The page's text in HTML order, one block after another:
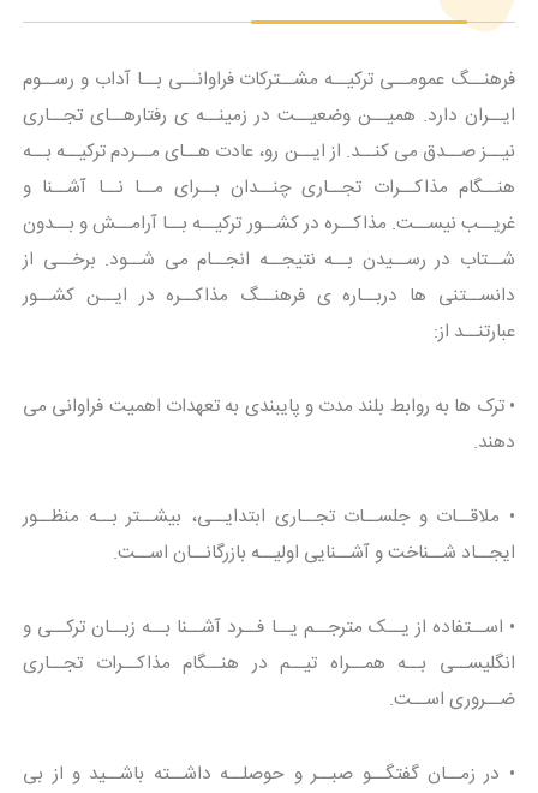
فرهنــگ عمومــی ترکیــه مشــترکات فراوانــی بــا آداب و رســوم
ایــران دارد. همیــن وضعیــت در زمینــه ی رفتارهــای تجــاری
نیــز صــدق می کنــد. از ایــن رو، عادت هــای مــردم ترکیــه بــه
هنــگام مذاکــرات تجــاری چنــدان بــرای مــا نــا آشــنا و
غریــب نیســت. مذاکــره در کشــور ترکیــه بــا آرامــش و بــدون
شــتاب در رســیدن بــه نتیجــه انجــام می شــود. برخــی از
دانســتنی ها دربــاره ی فرهنــگ مذاکــره در ایــن کشــور
عبارتنــد از:
• ترک ها به روابط بلند مدت و پایبندی به تعهدات اهمیت فراوانی می
دهند.
• ملاقــات و جلســات تجــاری ابتدایــی، بیشــتر بــه منظــور
ایجــاد شــناخت و آشــنایی اولیــه بازرگانــان اســت.
• اســتفاده از یــک مترجــم یــا فــرد آشــنا بــه زبــان ترکــی و
انگلیســی بــه همــراه تیــم در هنــگام مذاکــرات تجــاری
ضــروری اســت.
• در زمــان گفتگــو صبــر و حوصلــه داشــته باشــید و از بی